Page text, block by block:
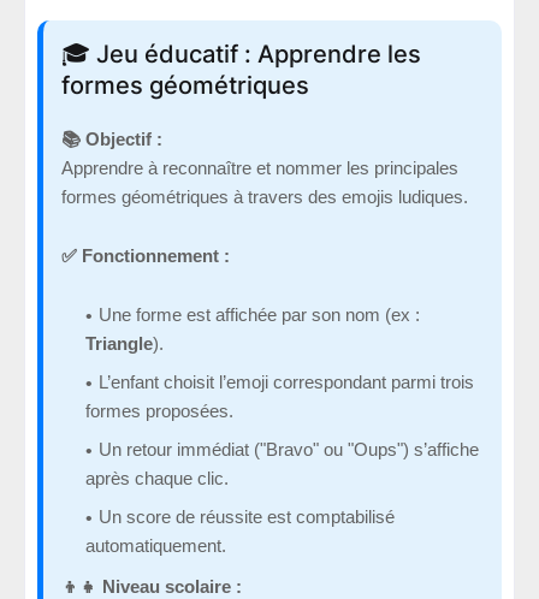
🎓 Jeu éducatif : Apprendre les
formes géométriques
📚 Objectif :
Apprendre à reconnaître et nommer les principales
formes géométriques à travers des emojis ludiques.
✅ Fonctionnement :
Une forme est affichée par son nom (ex :
Triangle).
L’enfant choisit l’emoji correspondant parmi trois
formes proposées.
Un retour immédiat ("Bravo" ou "Oups") s’affiche
après chaque clic.
Un score de réussite est comptabilisé
automatiquement.
👦👧 Niveau scolaire :